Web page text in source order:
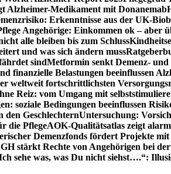
Alzheimer-Medikament mit Donanemab
Erkenntnisse aus der UK-
Angehörige: Einkommen ok – aber
alle bleiben bis zum Schluss
und was sich ändern muss
sindMetformin senkt Demenz-
finanzielle Belastungen beeinflussen
weltweit fortschrittlichsten
Reiz: vom Umgang mit
soziale Bedingungen beeinflussen
den GeschlechternUntersuchung:
die PflegeAOK-Qualitätsatlas zeigt
Demenzfonds fördert Projekte mit
stärkt Rechte von Angehörigen bei
sehe was, was Du nicht siehst….“: